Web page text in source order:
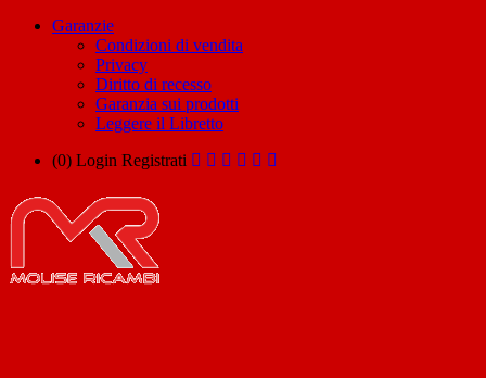
Garanzie
Condizioni di vendita
Privacy
Diritto di recesso
Garanzia sui prodotti
Leggere il Libretto
(0) Login Registrati